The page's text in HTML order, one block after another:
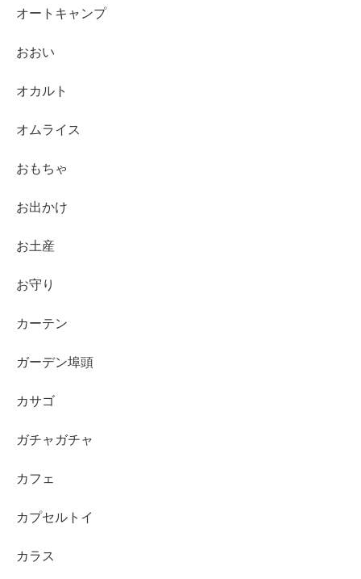
オートキャンプ
おおい
オカルト
オムライス
おもちゃ
お出かけ
お土産
お守り
カーテン
ガーデン埠頭
カサゴ
ガチャガチャ
カフェ
カプセルトイ
カラス